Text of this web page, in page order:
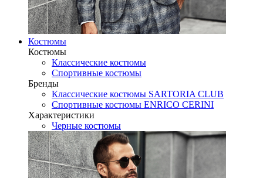
Костюмы
Костюмы
Классические костюмы
Спортивные костюмы
Бренды
Классические костюмы SARTORIA CLUB
Спортивные костюмы ENRICO CERINI
Характеристики
Черные костюмы